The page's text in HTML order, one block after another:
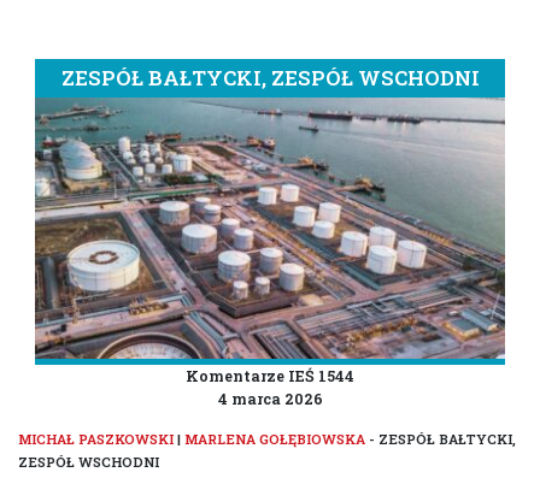
ZESPÓŁ BAŁTYCKI, ZESPÓŁ WSCHODNI
Komentarze IEŚ 1544
4 marca 2026
MICHAŁ PASZKOWSKI | MARLENA GOŁĘBIOWSKA - ZESPÓŁ BAŁTYCKI,
ZESPÓŁ WSCHODNI